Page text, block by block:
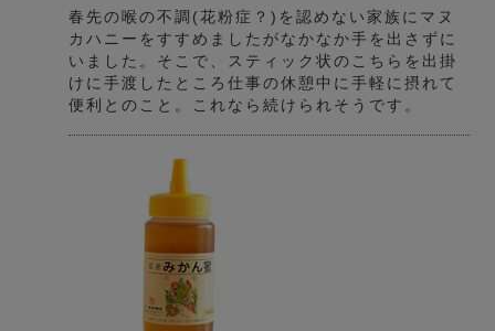
春先の喉の不調(花粉症？)を認めない家族にマヌ
カハニーをすすめましたがなかなか手を出さずに
いました。そこで、スティック状のこちらを出掛
けに手渡したところ仕事の休憩中に手軽に摂れて
便利とのこと。これなら続けられそうです。